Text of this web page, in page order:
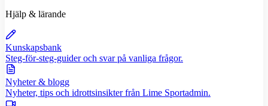
Hjälp & lärande
Kunskapsbank
Steg-för-steg-guider och svar på vanliga frågor.
Nyheter & blogg
Nyheter, tips och idrottsinsikter från Lime Sportadmin.